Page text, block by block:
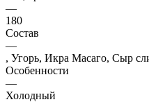
—
180
Состав
—
, Угорь, Икра Масаго, Сыр
Особенности
—
Холодный